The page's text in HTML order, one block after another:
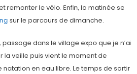
remonter le vélo. Enfin, la matinée se
sur le parcours de dimanche.
dans le village expo que je n’ai
la veille puis vient le moment de
en eau libre. Le temps de sortir